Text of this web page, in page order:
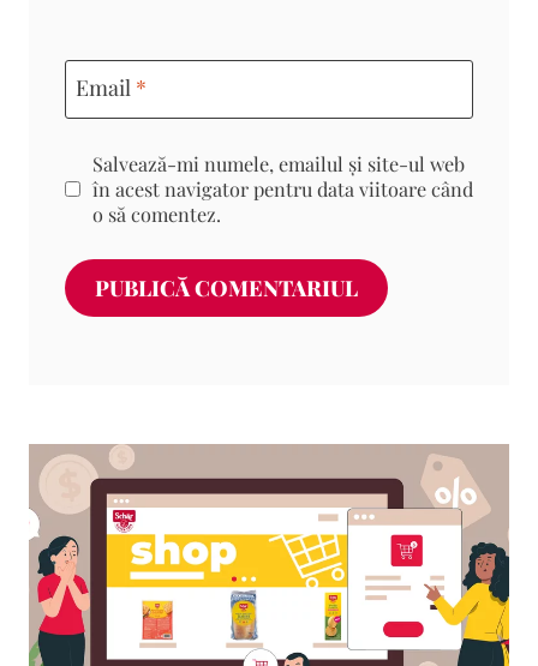
Email *
Salvează-mi numele, emailul și site-ul web
în acest navigator pentru data viitoare când
o să comentez.